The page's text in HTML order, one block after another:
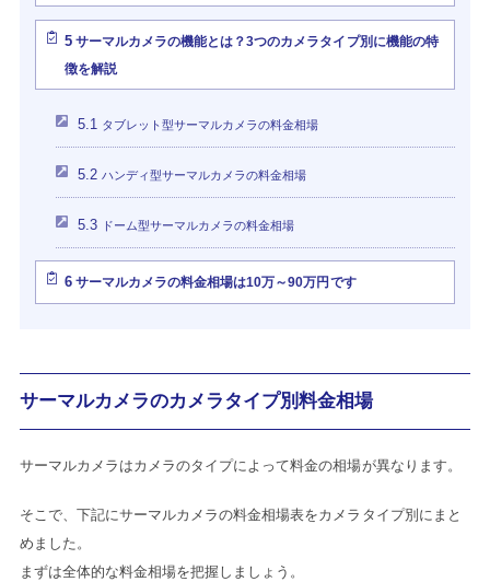
5サーマルカメラの機能とは？3つのカメラタイプ別に機能の特
徴を解説
5.1 タブレット型サーマルカメラの料金相場
5.2 ハンディ型サーマルカメラの料金相場
5.3 ドーム型サーマルカメラの料金相場
6サーマルカメラの料金相場は10万～90万円です
サーマルカメラのカメラタイプ別料金相場
サーマルカメラはカメラのタイプによって料金の相場が異なります。
そこで、下記にサーマルカメラの料金相場表をカメラタイプ別にまと
めました。
まずは全体的な料金相場を把握しましょう。